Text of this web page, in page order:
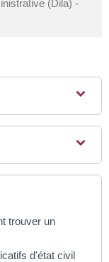
(Dila) -
trouver un
d'état civil